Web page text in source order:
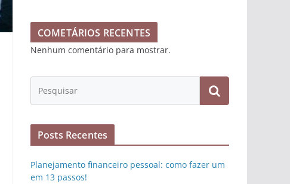
COMETÁRIOS RECENTES
Nenhum comentário para mostrar.
Posts Recentes
Planejamento financeiro pessoal: como fazer um
em 13 passos!